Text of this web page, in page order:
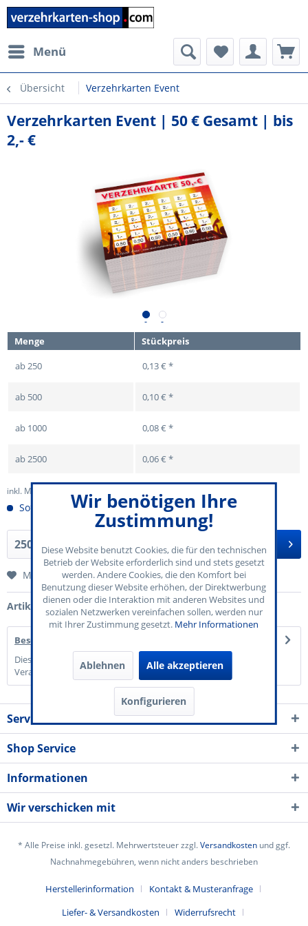
Menü
Übersicht Verzehrkarten Event
Verzehrkarten Event | 50 € Gesamt | bis
2,- €
Menge
Stückpreis
ab250 0,13 € *
ab 500 0,10 € *
ab 1000 0,08 € *
ab2500 0,06 € *
inkl. MwSt.
Sofort versandfertig
In den Warenkorb
Merken
Artikel-Nr.: 70-150-207
Beschreibung
Diese Verzehrkarte mit dem Motiv "Event" verleiht Ihrer
Veranstaltung einen...mehr
Service Kontakt
Shop Service
Informationen
Wir verschicken mit
* Alle Preise inkl. gesetzl. Mehrwertsteuer zzgl.Versandkosten und ggf.
Nachnahmegebühren, wenn nicht anders beschrieben
Herstellerinformation
Kontakt & Musteranfrage
Liefer- & Versandkosten
Widerrufsrecht
Wir benötigen Ihre
Zustimmung!
Diese Website benutzt Cookies, die für den technischen
Betrieb der Website erforderlich sind und stets gesetzt
werden. Andere Cookies, die den Komfort bei
Benutzung dieser Website erhöhen, der Direktwerbung
dienen oder die Interaktion mit anderen Websites und
sozialen Netzwerken vereinfachen sollen, werden nur
mit Ihrer Zustimmung gesetzt. Mehr Informationen
Ablehnen Alle akzeptieren
Konfigurieren